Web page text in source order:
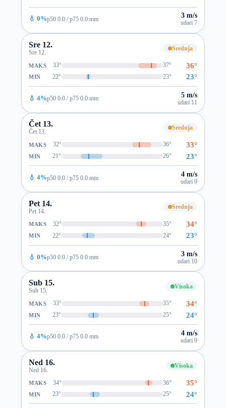
💧 0%p50 0.0 / p75 0.0 mm 3 m/s
udari 7
Sre 12.
Sre 12.
Srednja
MAKS 33° 37° 36°
MIN 22° 23° 23°
💧 4%p50 0.0 / p75 0.0 mm 5 m/s
udari 11
Čet 13.
Čet 13.
Srednja
MAKS 32° 36° 33°
MIN 21° 26° 23°
💧 4%p50 0.0 / p75 0.0 mm 4 m/s
udari 9
Pet 14.
Pet 14.
Srednja
MAKS 32° 35° 34°
MIN 22° 24° 23°
💧 0%p50 0.0 / p75 0.0 mm 3 m/s
udari 10
Sub 15.
Sub 15.
Visoka
MAKS 33° 35° 34°
MIN 23° 25° 24°
💧 4%p50 0.0 / p75 0.0 mm 4 m/s
udari 9
Ned 16.
Ned 16.
Visoka
MAKS 34° 36° 35°
MIN 23° 25° 24°